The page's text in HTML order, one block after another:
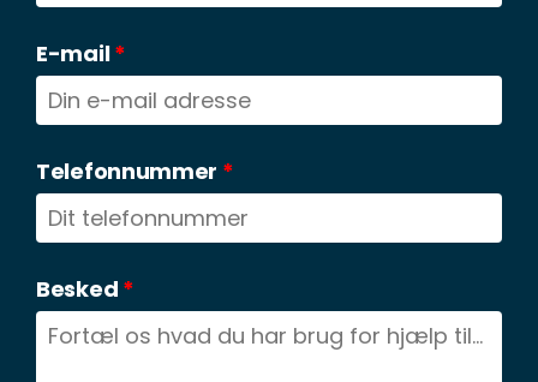
E-mail*
Telefonnummer *
Besked *